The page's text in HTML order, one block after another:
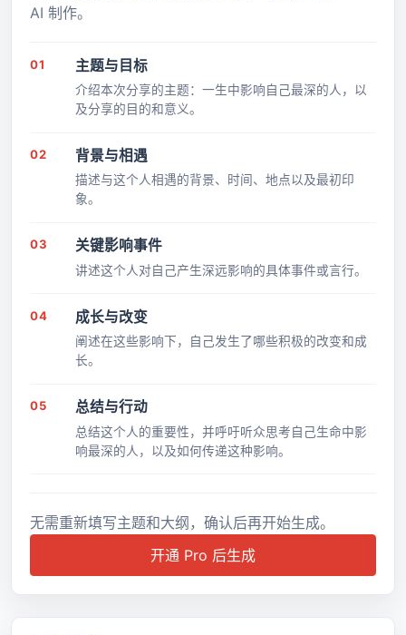
AI 制作。
01 主题与目标
介绍本次分享的主题：一生中影响自己最深的人，以
及分享的目的和意义。
02 背景与相遇
描述与这个人相遇的背景、时间、地点以及最初印
象。
03 关键影响事件
讲述这个人对自己产生深远影响的具体事件或言行。
04 成长与改变
阐述在这些影响下，自己发生了哪些积极的改变和成
长。
05 总结与行动
总结这个人的重要性，并呼吁听众思考自己生命中影
响最深的人，以及如何传递这种影响。
无需重新填写主题和大纲，确认后再开始生成。
开通 Pro 后生成